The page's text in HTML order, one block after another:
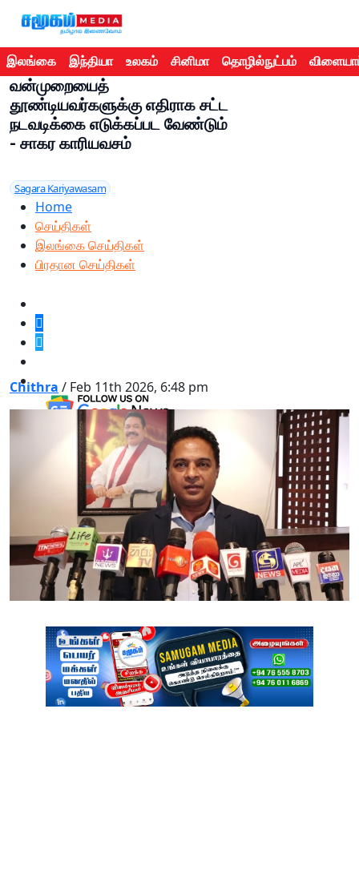
இலங்கை இந்தியா உலகம் சினிமா தொழில்நுட்பம்
வன்முறையைத்
தூண்டியவர்களுக்கு எதிராக சட்ட
நடவடிக்கை எடுக்கப்பட வேண்டும்
- சாகர காரியவசம்
Sagara Kariyawasam
Home
செய்திகள்
இலங்கை செய்திகள்
பிரதான செய்திகள்
Chithra / Feb 11th 2026, 6:48 pm